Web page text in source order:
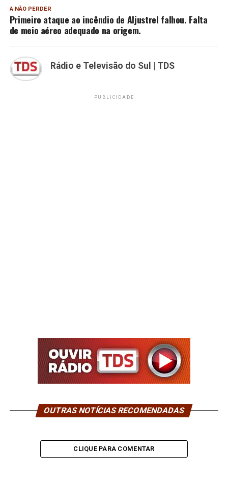
A NÃO PERDER
Primeiro ataque ao incêndio de Aljustrel falhou. Falta
de meio aéreo adequado na origem.
Rádio e Televisão do Sul | TDS
PUBLICIDADE
OUTRAS NOTÍCIAS RECOMENDADAS
CLIQUE PARA COMENTAR